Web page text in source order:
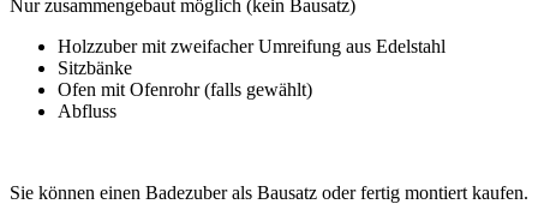
Nur zusammengebaut möglich (kein Bausatz)
Holzzuber mit zweifacher Umreifung aus Edelstahl
Sitzbänke
Ofen mit Ofenrohr (falls gewählt)
Abfluss
Sie können einen Badezuber als Bausatz oder fertig montiert kaufen.